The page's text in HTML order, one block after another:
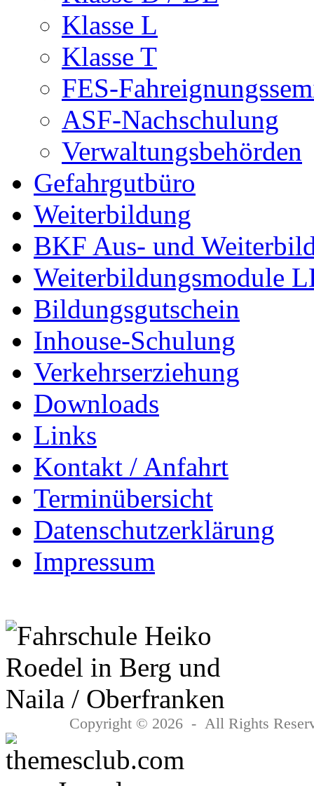
Klasse L
Klasse T
FES-
ASF-Nachschulung
Verwaltungsbehörden
Gefahrgutbüro
Weiterbildung
BKF Aus- und
Weiterbildungsmodule
Bildungsgutschein
Inhouse-Schulung
Verkehrserziehung
Downloads
Links
Kontakt / Anfahrt
Terminübersicht
Datenschutzerklärung
Impressum
Copyright © 2026 - All Rights